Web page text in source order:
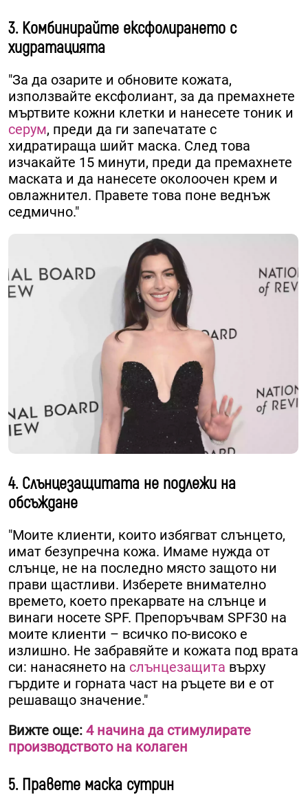
3. Комбинирайте ексфолирането с
хидратацията
"За да озарите и обновите кожата,
използвайте ексфолиант, за да премахнете
мъртвите кожни клетки и нанесете тоник и
серум, преди да ги запечатате с
хидратираща шийт маска. След това
изчакайте 15 минути, преди да премахнете
маската и да нанесете околоочен крем и
овлажнител. Правете това поне веднъж
седмично."
4. Слънцезащитата не подлежи на
обсъждане
"Моите клиенти, които избягват слънцето,
имат безупречна кожа. Имаме нужда от
слънце, не на последно място защото ни
прави щастливи. Изберете внимателно
времето, което прекарвате на слънце и
винаги носете SPF. Препоръчвам SPF30 на
моите клиенти – всичко по-високо е
излишно. Не забравяйте и кожата под врата
си: нанасянето на слънцезащита върху
гърдите и горната част на ръцете ви е от
решаващо значение."
Вижте още: 4 начина да стимулирате
производството на колаген
5. Правете маска сутрин